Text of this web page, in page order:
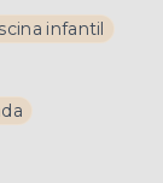
infantil